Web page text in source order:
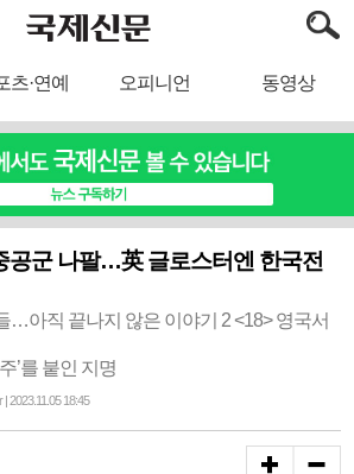
츠·연예 오피니언 동영상
공군 나팔…英 글로스터엔 한국전
…아직 끝나지 않은 이야기 2 <18> 영국서
’를 붙인 지명
2023.11.05 18:45